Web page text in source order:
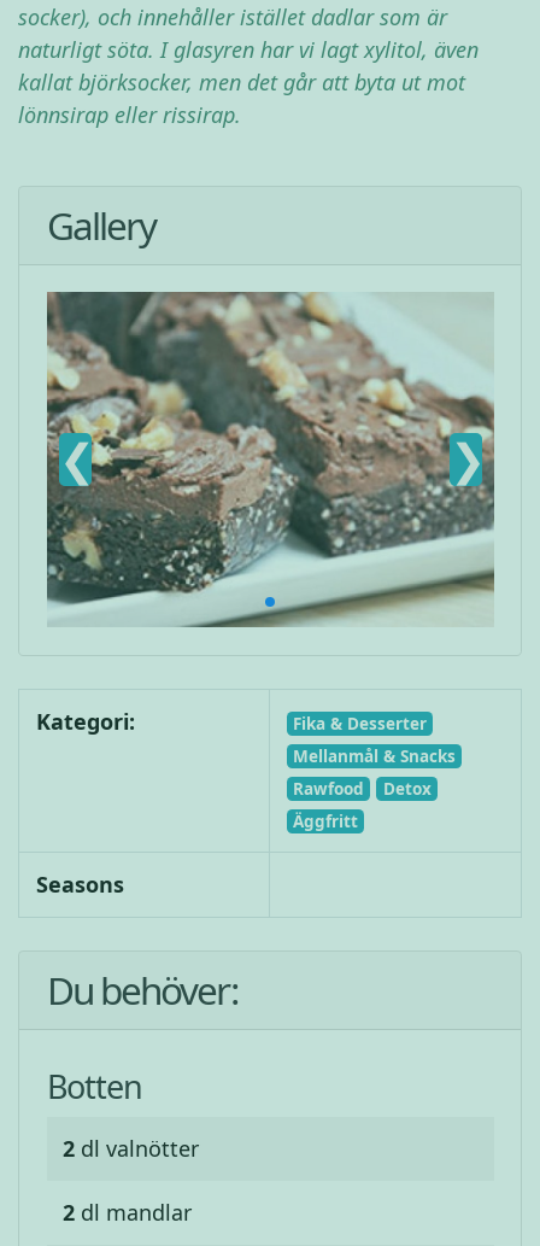
socker), och innehåller istället dadlar som är
naturligt söta. I glasyren har vi lagt xylitol, även
kallat björksocker, men det går att byta ut mot
lönnsirap eller rissirap.
Gallery
❮ ❯
Kategori:
Fika & Desserter
Mellanmål & Snacks
Rawfood
Detox
Äggfritt
Seasons
Du behöver:
Botten
2 dl valnötter
2 dl mandlar